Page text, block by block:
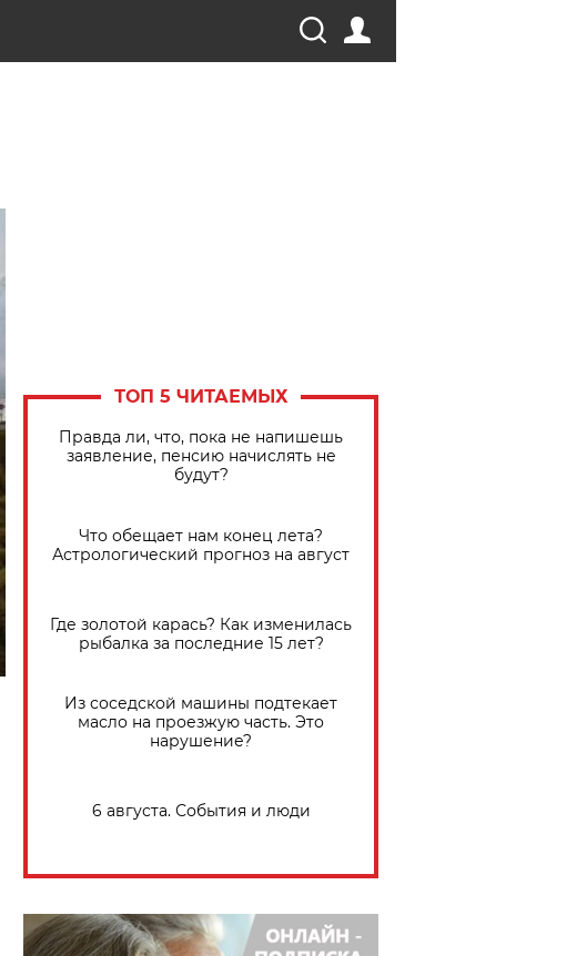
ТОП 5 ЧИТАЕМЫХ
Правда ли, что, пока не напишешь
заявление, пенсию начислять не
будут?
​Что обещает нам конец лета?
Астрологический прогноз на август
Где золотой карась? Как изменилась
рыбалка за последние 15 лет?
Из соседской машины подтекает
масло на проезжую часть. Это
нарушение?
6 августа. События и люди